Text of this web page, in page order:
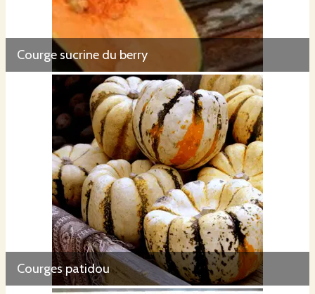
Courge sucrine du berry
Courges patidou